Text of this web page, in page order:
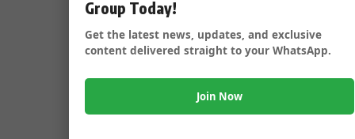
Group Today!
Get the latest news, updates, and exclusive
content delivered straight to your WhatsApp.
Join Now